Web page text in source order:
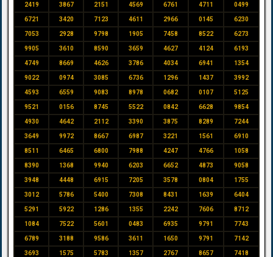
2419 3867 2151 4569 6761 4711 0499
6721 3420 7123 4611 2966 0145 6230
7053 2928 9798 1905 7458 8522 6273
9905 3610 8590 3659 4627 4124 6193
4749 8669 4626 3786 4034 6941 1354
9022 0974 3085 6736 1296 1437 3992
4593 6559 9083 8978 0682 0107 5125
9521 0156 8745 5522 0842 6628 9854
4930 4642 2112 3390 3875 8289 7244
3649 9972 8667 6987 3221 1561 6910
8511 6465 6800 7988 4247 4766 1058
8390 1368 9940 6203 6652 4873 9058
3948 4448 6915 7205 3578 0804 1755
3012 5786 5400 7308 8431 1639 6404
5291 5922 1286 1355 2242 7606 8712
1084 7522 5601 0483 6935 9791 7743
6789 3188 9586 3611 1650 9791 7142
3693 1575 5783 1357 2767 8657 7418